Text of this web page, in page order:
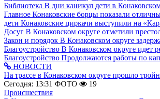
Библиотека В дни каникул дети в
Главное Конаковские борцы показали
дети Конаковские циркачи выступили на
Досуг В Конаковском округе отметили
Закон и порядок В Конаковском округе
Благоустройство В Конаковском округе идет
Благоустройство Продолжаются работы по
НОВОСТИ
На трассе в Конаковском округе прошло
Сегодня: 13:31 ФОТО
19
Происшествия